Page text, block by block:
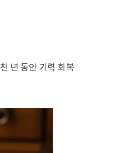
년 동안 기력 회복